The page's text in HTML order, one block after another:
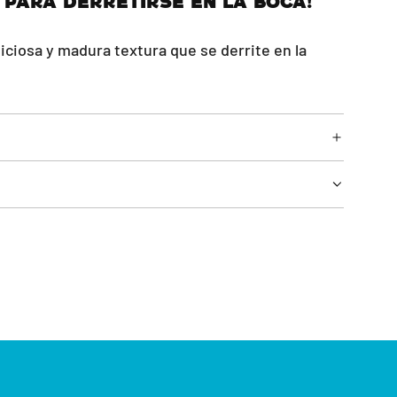
y madura textura que se derrite en la